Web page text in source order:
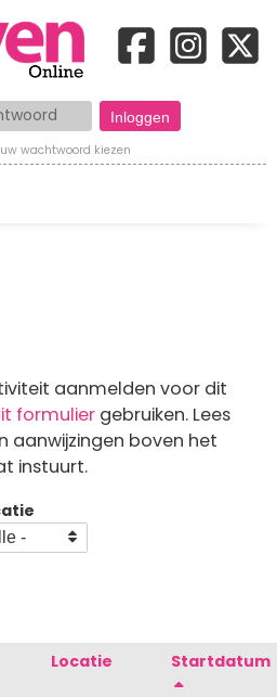
wachtwoord kiezen
aanmelden voor dit
formulier gebruiken. Lees
aanwijzingen boven het
instuurt.
Locatie
Startdatum
Aflopend